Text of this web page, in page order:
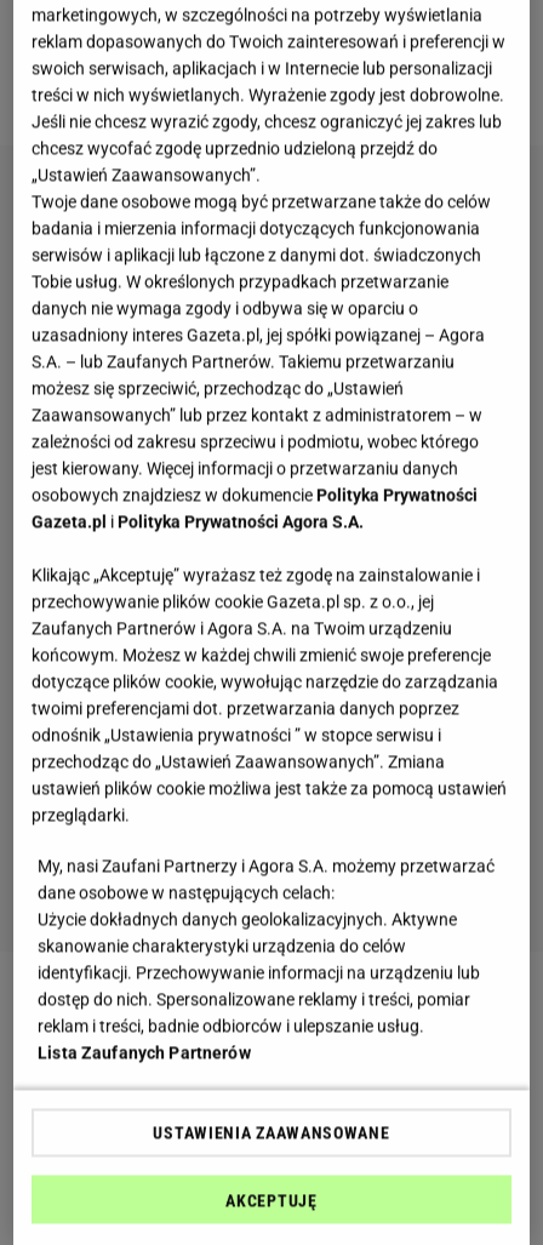
bólu – szczególnie w obrębie stawu mostkowo-
obojczykowego. Ale nie zniechęcajmy się! Pompki
na poręczach dają niesamowite efekty.
Pompki na poręczach – efekty
Pompki na poręczach przynoszą spektakularne
efekty. Dość szybko rozwijajątricepsimięśnieklatki
piersiowej. Ćwiczenie wykonywane na początku
treningu przyniesie jeszcze lepsze efekty.
Szczególnie gdy utrudnimy je dokładając dodatkowe
marketingowych, w szczególności na potrzeby wyświetlania
reklam dopasowanych do Twoich zainteresowań i preferencji w
swoich serwisach, aplikacjach i w Internecie lub personalizacji
treści w nich wyświetlanych. Wyrażenie zgody jest dobrowolne.
Jeśli nie chcesz wyrazić zgody, chcesz ograniczyć jej zakres lub
chcesz wycofać zgodę uprzednio udzieloną przejdź do
„Ustawień Zaawansowanych”.
Twoje dane osobowe mogą być przetwarzane także do celów
badania i mierzenia informacji dotyczących funkcjonowania
serwisów i aplikacji lub łączone z danymi dot. świadczonych
Tobie usług. W określonych przypadkach przetwarzanie
danych nie wymaga zgody i odbywa się w oparciu o
uzasadniony interes Gazeta.pl, jej spółki powiązanej – Agora
S.A. – lub Zaufanych Partnerów. Takiemu przetwarzaniu
możesz się sprzeciwić, przechodząc do „Ustawień
Zaawansowanych” lub przez kontakt z administratorem – w
zależności od zakresu sprzeciwu i podmiotu, wobec którego
jest kierowany. Więcej informacji o przetwarzaniu danych
osobowych znajdziesz w dokumencie Polityka Prywatności
Gazeta.pl i Polityka Prywatności Agora S.A.
Klikając „Akceptuję” wyrażasz też zgodę na zainstalowanie i
przechowywanie plików cookie Gazeta.pl sp. z o.o., jej
Zaufanych Partnerów i Agora S.A. na Twoim urządzeniu
końcowym. Możesz w każdej chwili zmienić swoje preferencje
dotyczące plików cookie, wywołując narzędzie do zarządzania
twoimi preferencjami dot. przetwarzania danych poprzez
odnośnik „Ustawienia prywatności ” w stopce serwisu i
przechodząc do „Ustawień Zaawansowanych”. Zmiana
ustawień plików cookie możliwa jest także za pomocą ustawień
przeglądarki.
My, nasi Zaufani Partnerzy i Agora S.A. możemy przetwarzać
dane osobowe w następujących celach:
Użycie dokładnych danych geolokalizacyjnych. Aktywne
skanowanie charakterystyki urządzenia do celów
identyfikacji. Przechowywanie informacji na urządzeniu lub
dostęp do nich. Spersonalizowane reklamy i treści, pomiar
reklam i treści, badnie odbiorców i ulepszanie usług.
Lista Zaufanych Partnerów
USTAWIENIA ZAAWANSOWANE
AKCEPTUJĘ